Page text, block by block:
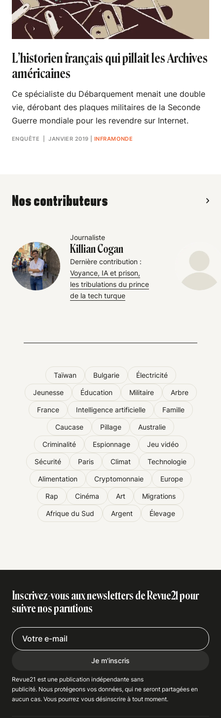
L’historien français qui pillait les Archives
américaines
Ce spécialiste du Débarquement menait une double
vie, dérobant des plaques militaires de la Seconde
Guerre mondiale pour les revendre sur Internet.
ENQUÊTE | JANVIER 2019 INFRAMONDE
Nos contributeurs
Journaliste
Killian Cogan
Dernière contribution :
Voyance, IA et prison,
les tribulations du prince
de la tech turque
Taïwan Bulgarie Électricité
Jeunesse Éducation Militaire Arbre
France Intelligence artificielle Famille
Caucase Pillage Australie
Criminalité Espionnage Jeu vidéo
Sécurité Paris Climat Technologie
Alimentation Cryptomonnaie Europe
Rap Cinéma Art Migrations
Afrique du Sud Argent Élevage
Inscrivez-vous aux newsletters de Revue21 pour
suivre nos parutions
Je m'inscris
Revue21 est une publication indépendante sans
publicité. Nous protégeons vos données, qui ne seront partagées en
aucun cas. Vous pourrez vous désinscrire à tout moment.